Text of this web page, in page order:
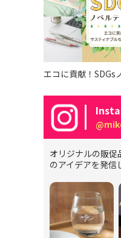
エコに貢献！SDGs
オリジナルの販促
のアイデアを発信